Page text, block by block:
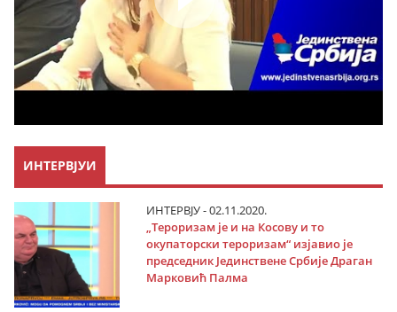
ИНТЕРВЈУИ
ИНТЕРВЈУ - 02.11.2020.
„Тероризам је и на Косову и то
окупаторски тероризам“ изјавио је
председник Јединствене Србије Драган
Марковић Палма